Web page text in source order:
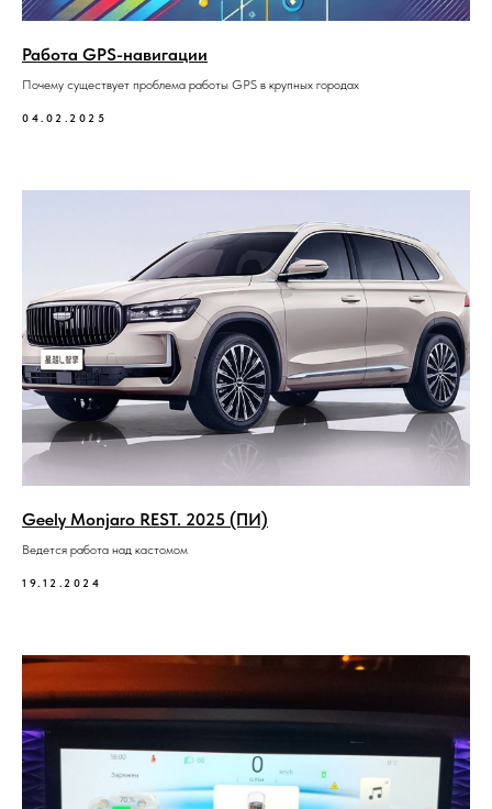
Работа GPS-навигации
Почему существует проблема работы GPS в крупных городах
04.02.2025
Geely Monjaro REST. 2025 (ПИ)
Ведется работа над кастомом
19.12.2024